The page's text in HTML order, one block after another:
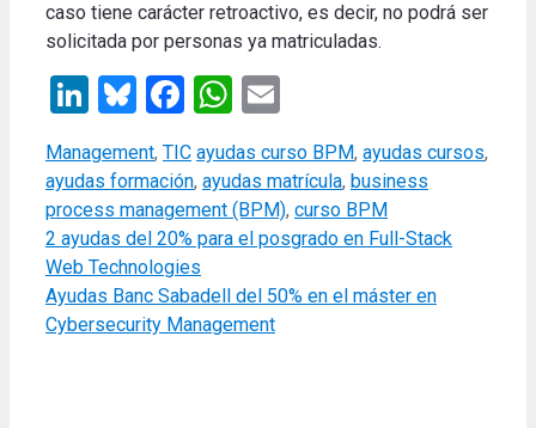
caso tiene carácter retroactivo, es decir, no podrá ser
solicitada por personas ya matriculadas.
LinkedIn
Bluesky
Facebook
WhatsApp
Categories
Management, TIC Tags
ayudas curso BPM, ayudas cursos,
ayudas formación, ayudas matrícula, business
process management (BPM), curso BPM
2 ayudas del 20% para el posgrado en Full-Stack
Web Technologies
Ayudas Banc Sabadell del 50% en el máster en
Cybersecurity Management